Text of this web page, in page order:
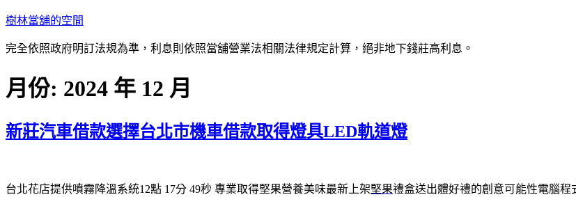
跳
主
內
樹林當舖的空間
完全依照政府明訂法規為準，利息則依照當舖營業法相關法律規定計算，絕非地下錢莊高利息。
月份: 2024 年 12 月
新莊汽車借款選擇台北市機車借款取得燈具LED軌道燈
台北花店提供噴霧降溫系統12點 17分 49秒 專業取得堅果營養美味最新上架堅果禮盒送出體好禮的創意可能性電腦程